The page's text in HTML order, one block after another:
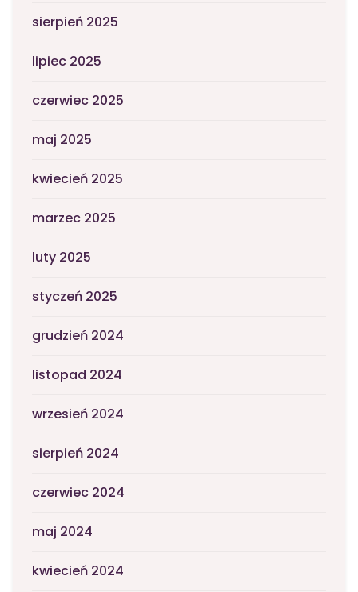
sierpień 2025
lipiec 2025
czerwiec 2025
maj 2025
kwiecień 2025
marzec 2025
luty 2025
styczeń 2025
grudzień 2024
listopad 2024
wrzesień 2024
sierpień 2024
czerwiec 2024
maj 2024
kwiecień 2024